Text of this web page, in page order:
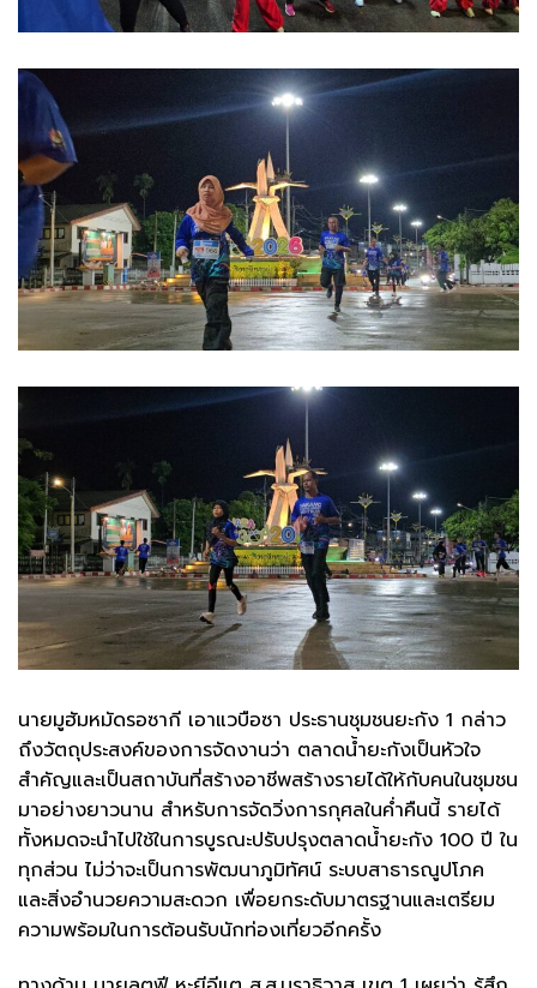
นายมูฮัมหมัดรอซากี เอาแวบือซา ประธานชุมชนยะกัง 1 กล่าว
ถึงวัตถุประสงค์ของการจัดงานว่า ตลาดน้ำยะกังเป็นหัวใจ
สำคัญและเป็นสถาบันที่สร้างอาชีพสร้างรายได้ให้กับคนในชุมชน
มาอย่างยาวนาน สำหรับการจัดวิ่งการกุศลในค่ำคืนนี้ รายได้
ทั้งหมดจะนำไปใช้ในการบูรณะปรับปรุงตลาดน้ำยะกัง 100 ปี ใน
ทุกส่วน ไม่ว่าจะเป็นการพัฒนาภูมิทัศน์ ระบบสาธารณูปโภค
และสิ่งอำนวยความสะดวก เพื่อยกระดับมาตรฐานและเตรียม
ความพร้อมในการต้อนรับนักท่องเที่ยวอีกครั้ง